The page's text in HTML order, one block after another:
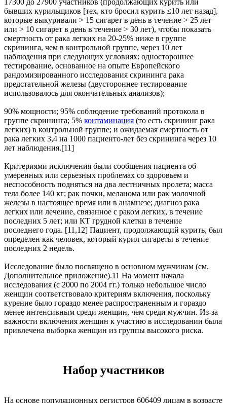
бывших курильщиков [тех, кто бросил курить ≤10 лет назад],
которые выкуривали > 15 сигарет в день в течение > 25 лет
или > 10 сигарет в день в течение > 30 лет), чтобы показать
смертность от рака легких на 20-25% ниже в группе
скрининга, чем в контрольной группе, через 10 лет
наблюдения при следующих условиях: одностороннее
тестирование, основанное на опыте Европейского
рандомизированного исследования скрининга рака
предстательной железы (двустороннее тестирование
использовалось для окончательных анализов);
90% мощности; 95% соблюдение требований протокола в
группе скрининга; 5% контаминация (то есть скрининг рака
легких) в контрольной группе; и ожидаемая смертность от
рака легких 3,4 на 1000 пациенто-лет без скрининга через 10
лет наблюдения.[11]
Критериями исключения были сообщения пациента об
умеренных или серьезных проблемах со здоровьем и
неспособность подняться на два лестничных пролета; масса
тела более 140 кг; рак почки, меланома или рак молочной
железы в настоящее время или в анамнезе; диагноз рака
легких или лечение, связанное с раком легких, в течение
последних 5 лет; или КТ грудной клетки в течение
последнего года. [11,12] Пациент, продолжающий курить, был
определен как человек, который курил сигареты в течение
последних 2 недель.
Исследование было посвящено в основном мужчинам (см.
Дополнительное приложение).11 На момент начала
исследования (с 2000 по 2004 гг.) только небольшое число
женщин соответствовало критериям включения, поскольку
курение было гораздо менее распространенным и гораздо
менее интенсивным среди женщин, чем среди мужчин. Из-за
важности включения женщин к участию в исследовании была
привлечена выборка женщин из группы высокого риска.
Набор участников
На основе популяционных регистров 606409 лицам в возрасте